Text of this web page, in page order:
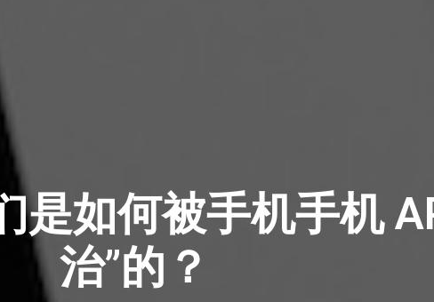
是如何被手机手机
治”的？